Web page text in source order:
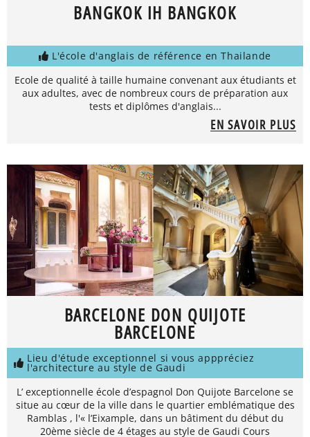
BANGKOK IH BANGKOK
L'école d'anglais de référence en Thailande
Ecole de qualité à taille humaine convenant aux étudiants et
aux adultes, avec de nombreux cours de préparation aux
tests et diplômes d'anglais...
EN SAVOIR PLUS
BARCELONE DON QUIJOTE
BARCELONE
Lieu d'étude exceptionnel si vous apppréciez
l'architecture au style de Gaudi
L’ exceptionnelle école d’espagnol Don Quijote Barcelone se
situe au cœur de la ville dans le quartier emblématique des
Ramblas , l'« l’Eixample, dans un bâtiment du début du
20ème siècle de 4 étages au style de Gaudi Cours